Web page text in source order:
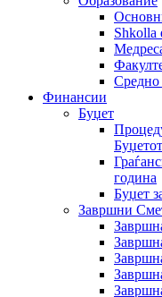
Shkolla
Средно
Финансии
Буџет
Буџетот
година
Буџет
Завршни